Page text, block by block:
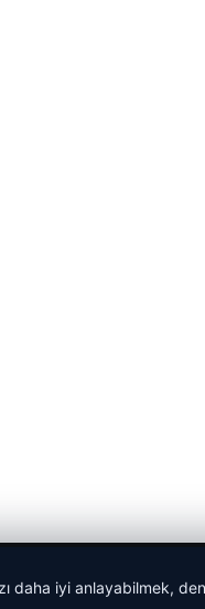
daha iyi anlayabilmek,